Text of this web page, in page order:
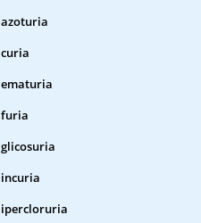
azoturia
curia
ematuria
furia
glicosuria
incuria
ipercloruria